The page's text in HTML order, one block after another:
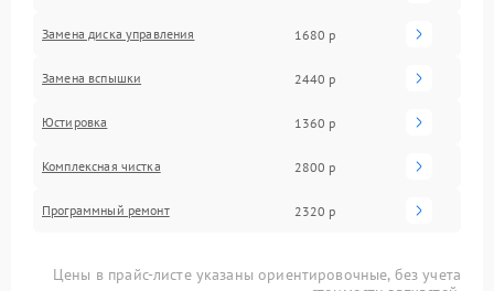
Замена диска управления 1680 р
Замена вспышки 2440 р
Юстировка 1360 р
Комплексная чистка 2800 р
Программный ремонт 2320 р
Цены в прайс-листе указаны ориентировочные, без учета